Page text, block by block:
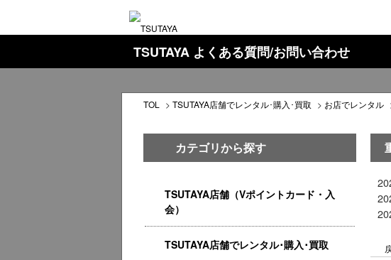
TSUTAYA よくある質問/お問い合わせ
TOL > TSUTAYA店舗でレンタル･購入･買取 > お店でレンタル
カテゴリから探す
TSUTAYA店舗（Vポイントカード・入
会）
TSUTAYA店舗でレンタル･購入･買取